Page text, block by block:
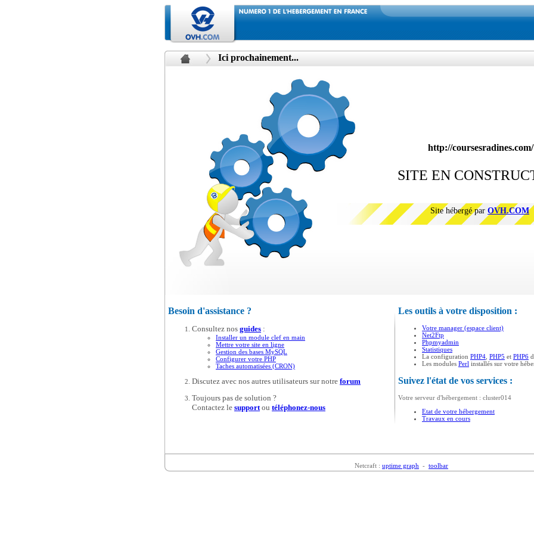
Ici prochainement...
http://coursesradines.com/
SITE EN
Site hébergé par OVH.COM
Besoin d'assistance ?
Consultez nos guides :
Installer un module clef en main
Mettre votre site en ligne
Gestion des bases MySQL
Configurer votre PHP
Taches automatisées (CRON)
Discutez avec nos autres utilisateurs sur notre forum
Toujours pas de solution ?
Contactez le supportou téléphonez-nous
Les outils à votre disposition :
Votre manager (espace client)
Net2Ftp
Phpmyadmin
Statistiques
La configuration PHP4 PHP5 et PHP6
Les modules Perl installés sur votre
Suivez l'état de vos services :
Votre serveur d'hébergement : cluster014
Etat de votre hébergement
Travaux en cours
Netcraft : uptime graph - toolbar